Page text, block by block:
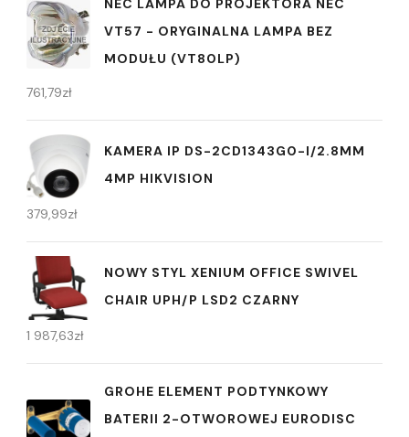
NEC LAMPA DO PROJEKTORA NEC
VT57 - ORYGINALNA LAMPA BEZ
MODUŁU (VT80LP)
761,79zł
KAMERA IP DS-2CD1343G0-I/2.8MM
4MP HIKVISION
379,99zł
NOWY STYL XENIUM OFFICE SWIVEL
CHAIR UPH/P LSD2 CZARNY
1 987,63zł
GROHE ELEMENT PODTYNKOWY
BATERII 2-OTWOROWEJ EURODISC